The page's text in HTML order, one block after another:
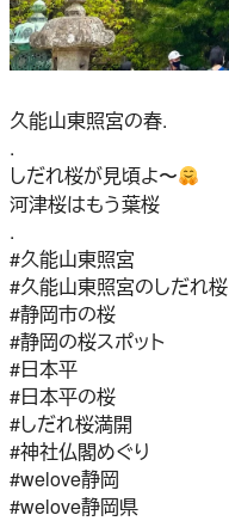
久能山東照宮の春.
.
しだれ桜が見頃よ〜
河津桜はもう葉桜
.
#久能山東照宮
#久能山東照宮のしだれ桜
#静岡市の桜
#静岡の桜スポット
#日本平
#日本平の桜
#しだれ桜満開
#神社仏閣めぐり
#welove静岡
#welove静岡県